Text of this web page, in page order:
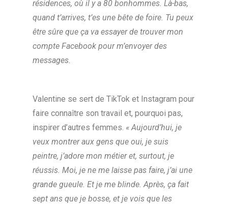
résidences, où il y a 80 bonhommes. Là-bas,
quand t’arrives, t’es une bête de foire. Tu peux
être sûre que ça va essayer de trouver mon
compte Facebook pour m’envoyer des
messages.
Valentine se sert de TikTok et Instagram pour
faire connaître son travail et, pourquoi pas,
inspirer d’autres femmes. « Aujourd’hui, je
veux montrer aux gens que oui, je suis
peintre, j’adore mon métier et, surtout, je
réussis. Moi, je ne me laisse pas faire, j’ai une
grande gueule. Et je me blinde. Après, ça fait
sept ans que je bosse, et je vois que les